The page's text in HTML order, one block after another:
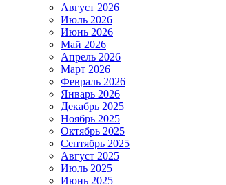
Август 2026
Июль 2026
Июнь 2026
Май 2026
Апрель 2026
Март 2026
Февраль 2026
Январь 2026
Декабрь 2025
Ноябрь 2025
Октябрь 2025
Сентябрь 2025
Август 2025
Июль 2025
Июнь 2025